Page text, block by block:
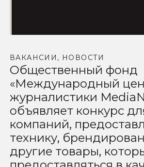
ВАКАНСИИ , НОВОСТИ
Общественный фонд
«Международный
журналистики
объявляет конкурс
компаний,
технику,
другие товары,